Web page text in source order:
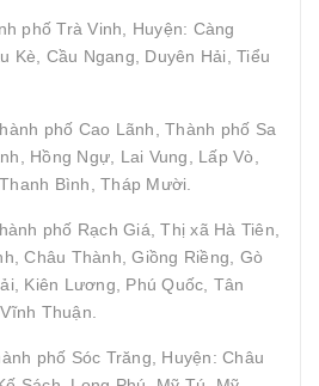
phố Trà Vinh, Huyện: Càng
Kè, Cầu Ngang, Duyên Hải, Tiểu
phố Cao Lãnh, Thành phố Sa
Hồng Ngự, Lai Vung, Lấp Vò,
Bình, Tháp Mười.
phố Rạch Giá, Thị xã Hà Tiên,
Châu Thành, Giồng Riềng, Gò
Kiên Lương, Phú Quốc, Tân
Thuận.
phố Sóc Trăng, Huyện: Châu